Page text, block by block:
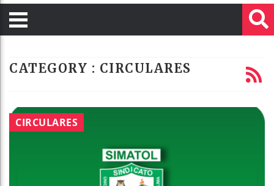
CATEGORY : CIRCULARES
CIRCULARES